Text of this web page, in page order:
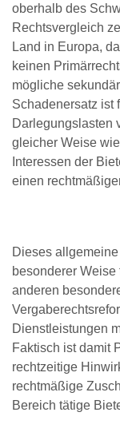
oberhalb des
Rechtsvergleich
Land in Europa,
keinen
mögliche
Schadenersatz ist
Darlegungslasten
gleicher Weise
Interessen der
einen
Dieses
besonderer
anderen
Dienstleistungen
Faktisch ist damit
rechtzeitige
rechtmäßige
Bereich tätige